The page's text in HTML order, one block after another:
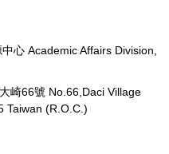
心 Academic Affairs Division,
崎66號 No.66,Daci Village
Taiwan (R.O.C.)